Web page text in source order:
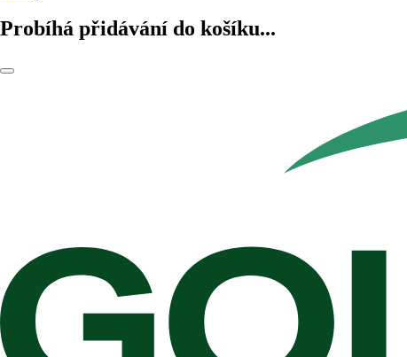
Probíhá přidávání do košíku...